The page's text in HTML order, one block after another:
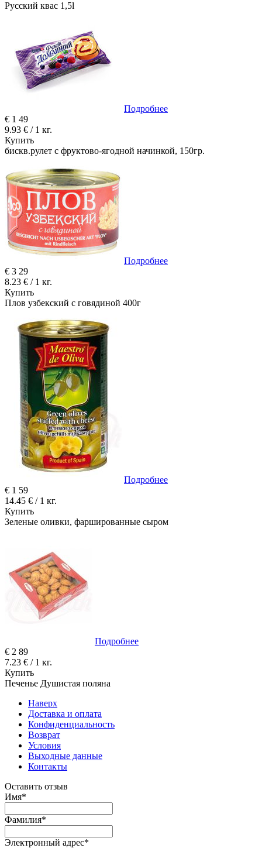
Русский квас 1,5l
Подробнее
€ 1 49
9.93 € / 1 кг.
Купить
бискв.рулет с фруктово-ягодной начинкой, 150гр.
Подробнее
€ 3 29
8.23 € / 1 кг.
Купить
Плов узбекский с говядиной 400г
Подробнее
€ 1 59
14.45 € / 1 кг.
Купить
Зеленые оливки, фаршированные сыром
Подробнее
€ 2 89
7.23 € / 1 кг.
Купить
Печенье Душистая поляна
Наверх
Доставка и оплата
Конфиденциальность
Возврат
Условия
Выходные данные
Контакты
Оставить отзыв
Имя*
Фамилия*
Электронный адрес*